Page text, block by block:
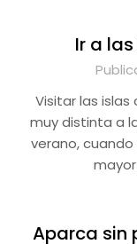
Ir a
Visitar las islas
muy distinta a
verano,
Aparca sin